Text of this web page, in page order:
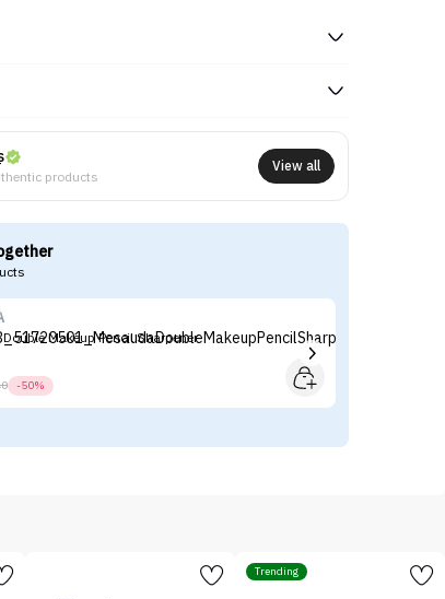
products
View all
Mesauda Double Makeup Pencil Sharpener
-50%
Trending